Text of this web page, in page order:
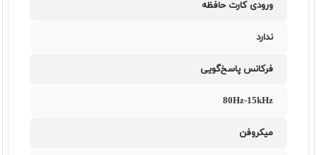
ورودی کارت حافظه
ندارد
فرکانس پاسخ‌گویی
80Hz-15kHz
میکروفن